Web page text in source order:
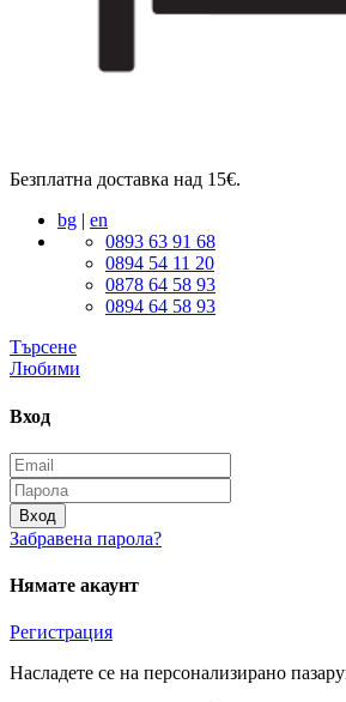
Безплатна доставка над 15€.
bg | en
0893 63 91 68
0894 54 11 20
0878 64 58 93
0894 64 58 93
Търсене
Любими
Вход
Вход
Забравена парола?
Нямате акаунт
Регистрация
Насладете се на персонализирано